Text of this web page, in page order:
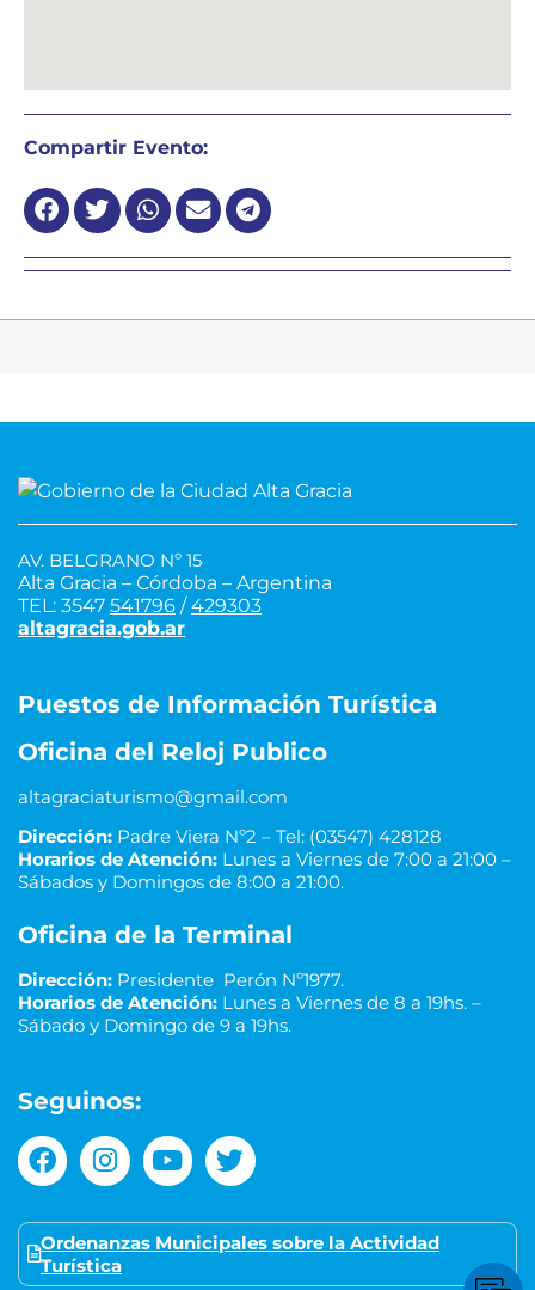
Compartir Evento:
AV. BELGRANO Nº 15
Alta Gracia – Córdoba – Argentina
TEL: 3547 541796 /429303
altagracia.gob.ar
Puestos de Información Turística
Oficina del Reloj Publico
altagraciaturismo@gmail.com
Dirección: Padre Viera Nº2 – Tel: (03547) 428128
Horarios de Atención: Lunes a Viernes de 7:00 a 21:00 –
Sábados y Domingos de 8:00 a 21:00.
Oficina de la Terminal
Dirección: Presidente Perón Nº1977.
Horarios de Atención: Lunes a Viernes de 8 a 19hs. –
Sábado y Domingo de 9 a 19hs.
Seguinos:
Ordenanzas Municipales sobre la Actividad
Turística